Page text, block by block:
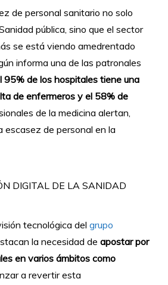
de personal sanitario no solo
pública, sino que el sector
se está viendo amedrentado
informa una de las patronales
95% de los hospitales tiene una
de enfermeros y el 58% de
de la medicina alertan,
escasez de personal en la
DIGITAL DE LA SANIDAD
tecnológica del grupo
la necesidad de apostar por
en varios ámbitos como
a revertir esta